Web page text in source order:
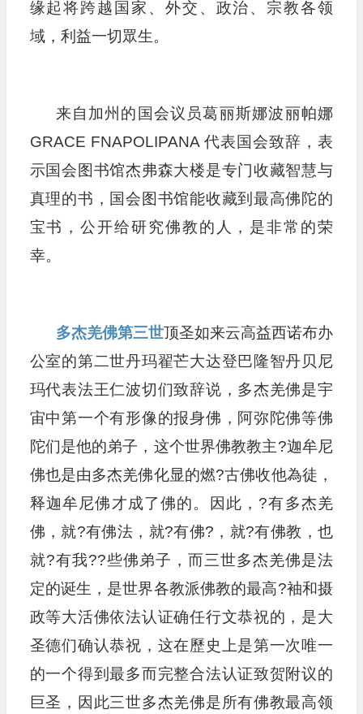
缘起将跨越国家、外交、政治、宗教各领
域，利益一切眾生。
来自加州的国会议员葛丽斯娜波丽帕娜
GRACE FNAPOLIPANA 代表国会致辞，表
示国会图书馆杰弗森大楼是专门收藏智慧与
真理的书，国会图书馆能收藏到最高佛陀的
宝书，公开给研究佛教的人，是非常的荣
幸。
多杰羌佛第三世顶圣如来云高益西诺布办
公室的第二世丹玛翟芒大达登巴隆智丹贝尼
玛代表法王仁波切们致辞说，多杰羌佛是宇
宙中第一个有形像的报身佛，阿弥陀佛等佛
陀们是他的弟子，这个世界佛教教主?迦牟尼
佛也是由多杰羌佛化显的燃?古佛收他為徒，
释迦牟尼佛才成了佛的。因此，?有多杰羌
佛，就?有佛法，就?有佛?，就?有佛教，也
就?有我??些佛弟子，而三世多杰羌佛是法
定的诞生，是世界各教派佛教的最高?袖和摄
政等大活佛依法认证确任行文恭祝的，是大
圣德们确认恭祝，这在歷史上是第一次唯一
的一个得到最多而完整合法认证致贺附议的
巨圣，因此三世多杰羌佛是所有佛教最高领